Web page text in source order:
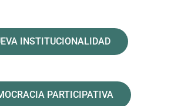
INSTITUCIONALIDAD
PARTICIPATIVA